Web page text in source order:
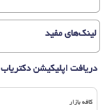
لینک‌های مفید
دریافت اپلیکیشن دکتریاب
کافه بازار